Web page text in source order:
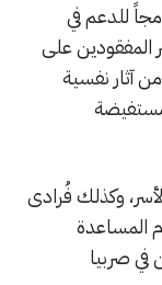
للدعم في
المفقودين على
آثار نفسية
مستفيضة
وكذلك فُرادى
المساعدة
في صربيا